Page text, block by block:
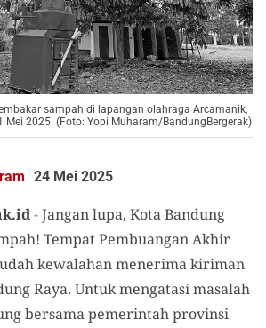
sampah di lapangan olahraga Arcamanik,
Mei 2025. (Foto: Yopi Muharam/BandungBergerak)
24 Mei 2025
-Jangan lupa, Kota Bandung
Tempat Pembuangan Akhir
kewalahan menerima kiriman
Raya. Untuk mengatasi masalah
bersama pemerintah provinsi